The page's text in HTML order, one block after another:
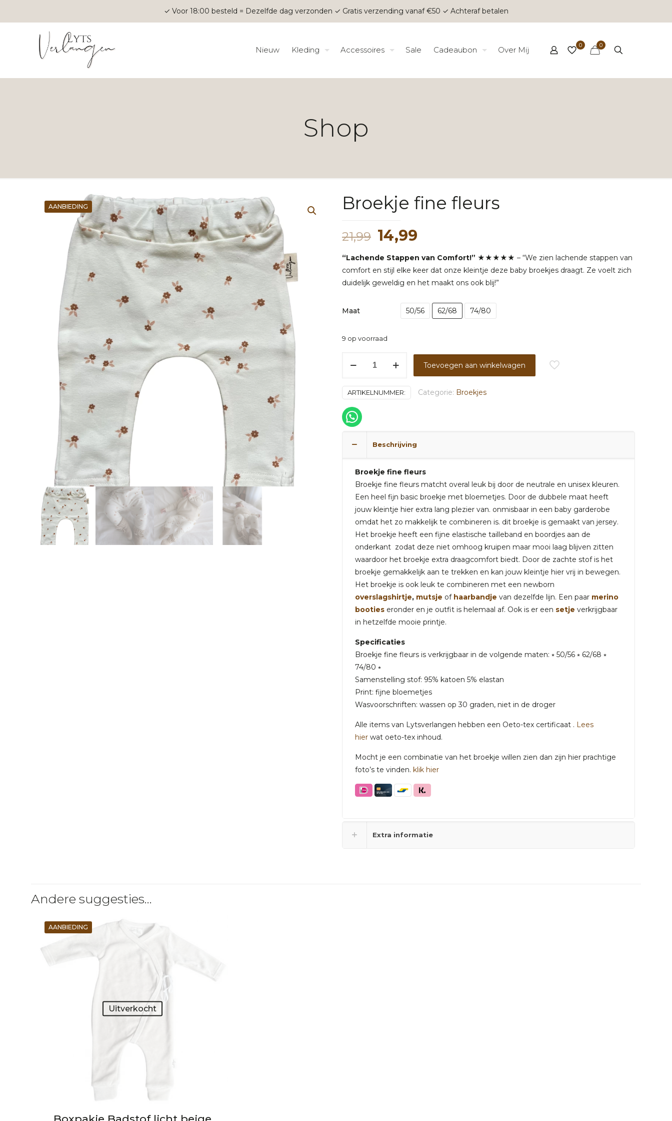
✓ Voor 18:00 besteld = Dezelfde dag verzonden ✓ Gratis verzending vanaf €50 ✓ Achteraf betalen
Nieuw Kleding Accessoires Sale Cadeaubon Over Mij 0 0
Shop
AANBIEDING Broekje fine fleurs
21,99 Oorspronkelijke
prijs
was:
21,99.
14,99
is:
14,99.
“Lachende Stappen van Comfort!” ★★★★★ – “We zien lachende stappen van
comfort en stijl elke keer dat onze kleintje deze baby broekjes draagt. Ze voelt zich
duidelijk geweldig en het maakt ons ook blij!”
Maat 50/56 62/68 74/80
9 op voorraad
aantal
Toevoegen aan winkelwagen
ARTIKELNUMMER: Categorie: Broekjes
Beschrijving
Broekje fine fleurs
Broekje fine fleurs matcht overal leuk bij door de neutrale en unisex kleuren.
Een heel fijn basic broekje met bloemetjes. Door de dubbele maat heeft
jouw kleintje hier extra lang plezier van. onmisbaar in een baby garderobe
omdat het zo makkelijk te combineren is. dit broekje is gemaakt van jersey.
Het broekje heeft een fijne elastische tailleband en boordjes aan de
onderkant zodat deze niet omhoog kruipen maar mooi laag blijven zitten
waardoor het broekje extra draagcomfort biedt. Door de zachte stof is het
broekje gemakkelijk aan te trekken en kan jouw kleintje hier vrij in bewegen.
Het broekje is ook leuk te combineren met een newborn
overslagshirtje, mutsje of haarbandje van dezelfde lijn. Een paar merino
booties eronder en je outfit is helemaal af. Ook is er een setje verkrijgbaar
in hetzelfde mooie printje.
Specificaties
Broekje fine fleurs is verkrijgbaar in de volgende maten: ⭒ 50/56 ⭒ 62/68 ⭒
74/80 ⭒
Samenstelling stof: 95% katoen 5% elastan
Print: fijne bloemetjes
Wasvoorschriften: wassen op 30 graden, niet in de droger
Alle items van Lytsverlangen hebben een Oeto-tex certificaat . Lees
hier wat oeto-tex inhoud.
Mocht je een combinatie van het broekje willen zien dan zijn hier prachtige
foto’s te vinden. klik hier
Extra informatie
Andere suggesties…
AANBIEDING
Uitverkocht